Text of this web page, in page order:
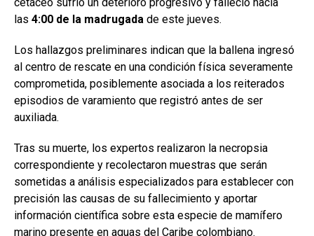
las 4:00 de la madrugada de este jueves.
Los hallazgos preliminares indican que la ballena ingresó
al centro de rescate en una condición física severamente
comprometida, posiblemente asociada a los reiterados
episodios de varamiento que registró antes de ser
auxiliada.
Tras su muerte, los expertos realizaron la necropsia
correspondiente y recolectaron muestras que serán
sometidas a análisis especializados para establecer con
precisión las causas de su fallecimiento y aportar
información científica sobre esta especie de mamífero
marino presente en aguas del Caribe colombiano.